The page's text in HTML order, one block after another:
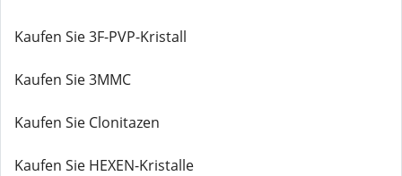
Kaufen Sie 3F-PVP-Kristall
Kaufen Sie 3MMC
Kaufen Sie Clonitazen
Kaufen Sie HEXEN-Kristalle